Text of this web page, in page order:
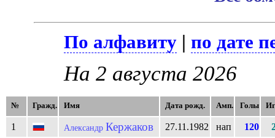
По алфавиту |по дате
На 2 августа 2026
№ Гражд. Имя Дата рожд. Амп. Голы
1 Александр Кержаков 27.11.1982 нап 120